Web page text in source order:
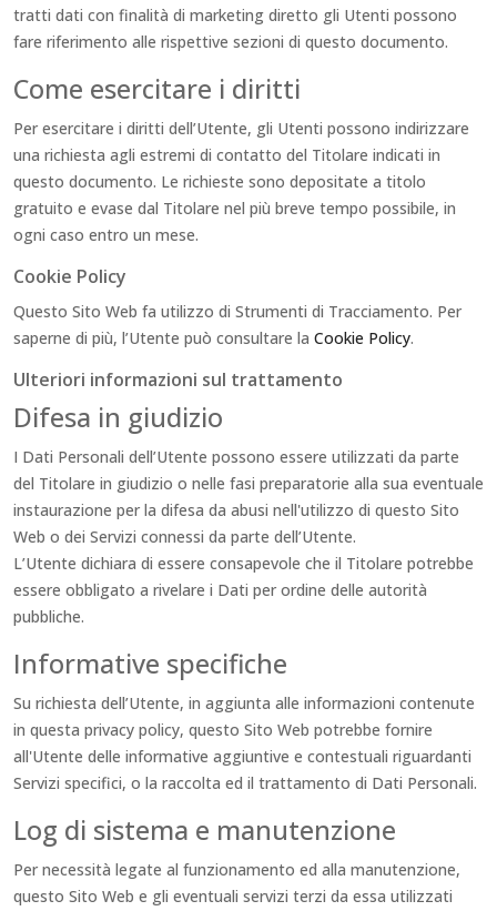
tratti dati con finalità di marketing diretto gli Utenti possono
fare riferimento alle rispettive sezioni di questo documento.
Come esercitare i diritti
Per esercitare i diritti dell’Utente, gli Utenti possono indirizzare
una richiesta agli estremi di contatto del Titolare indicati in
questo documento. Le richieste sono depositate a titolo
gratuito e evase dal Titolare nel più breve tempo possibile, in
ogni caso entro un mese.
Cookie Policy
Questo Sito Web fa utilizzo di Strumenti di Tracciamento. Per
saperne di più, l’Utente può consultare la Cookie Policy.
Ulteriori informazioni sul trattamento
Difesa in giudizio
I Dati Personali dell’Utente possono essere utilizzati da parte
del Titolare in giudizio o nelle fasi preparatorie alla sua eventuale
instaurazione per la difesa da abusi nell'utilizzo di questo Sito
Web o dei Servizi connessi da parte dell’Utente.
L’Utente dichiara di essere consapevole che il Titolare potrebbe
essere obbligato a rivelare i Dati per ordine delle autorità
pubbliche.
Informative specifiche
Su richiesta dell’Utente, in aggiunta alle informazioni contenute
in questa privacy policy, questo Sito Web potrebbe fornire
all'Utente delle informative aggiuntive e contestuali riguardanti
Servizi specifici, o la raccolta ed il trattamento di Dati Personali.
Log di sistema e manutenzione
Per necessità legate al funzionamento ed alla manutenzione,
questo Sito Web e gli eventuali servizi terzi da essa utilizzati